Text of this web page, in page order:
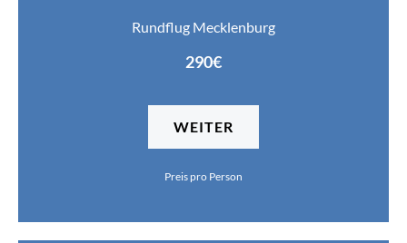
Rundflug Mecklenburg
290€
WEITER
Preis pro Person